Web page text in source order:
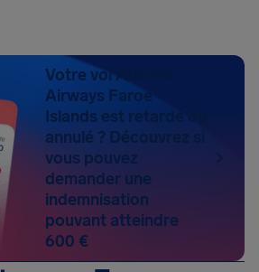
Votre vol Atlantic
Airways Faroe
Islands est retardé ou
annulé ? Découvrez si
vous pouvez
demander une
indemnisation
pouvant atteindre
600 €